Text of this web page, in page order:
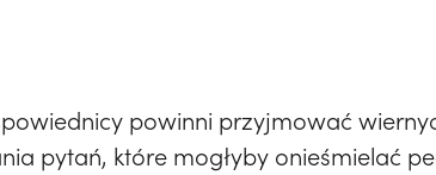
powinni przyjmować
pytań, które mogłyby onieśmielać